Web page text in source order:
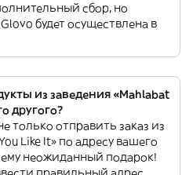
сбор, но
будет осуществлена в
из заведения «Mahlabat
другого?
только отправить заказ из
Like It» по адресу вашего
ему неожиданный подарок!